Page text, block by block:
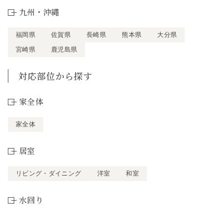
九州・沖縄
福岡県 佐賀県 長崎県 熊本県
大分県
宮崎県
鹿児島県
対応部位から探す
家全体
家全体
居室
リビング・ダイニング 洋室 和室
水回り